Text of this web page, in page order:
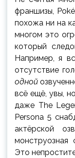
франшизы,
похожа ни на
многом это
который
Например, я
отсутствие
одной
всё ещё, увы,
даже The
Persona 5
актёрской
Это